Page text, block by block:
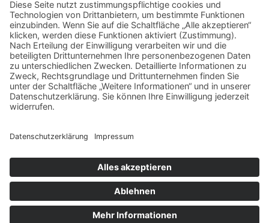
Schlagwörter
Alltag Arbeitsplatz Digital Erkältung Fitness
Gesundheit Grossstadt Hautpflege joggen Kampfkunst
Lauftherapie Mariendistel Menthal Motivation NEM Praxis Sling Trainer
Sport
Stress
Therapie Tipps Training Verein Vitalität Wasserbett Winter
Copyright © 2026 Dein Gesundheits-Portal
Datenschutz